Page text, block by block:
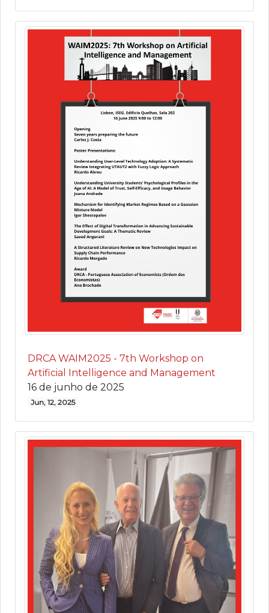
DRCA WAIM2025 - 7th Workshop on
Artificial Intelligence and Management
16 de junho de 2025
Jun, 12, 2025